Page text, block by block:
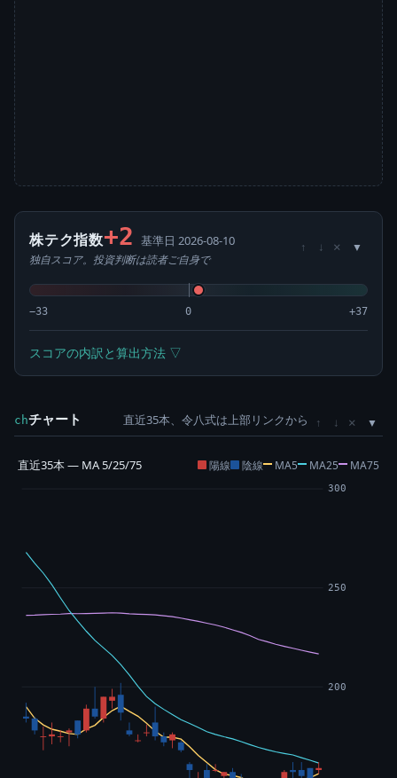
株テク指数+2 基準日 2026-08-10
独自スコア。投資判断は読者ご自身で
↑ ↓ ×
−33 0 +37
スコアの内訳と算出方法 ▽
chチャート 直近35本、令八式は上部リンクから ↑ ↓ ×
直近35本 — MA 5/25/75 陽線 陰線 MA5 MA25 MA75
200
250
300